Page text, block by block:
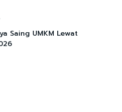
Saing UMKM Lewat